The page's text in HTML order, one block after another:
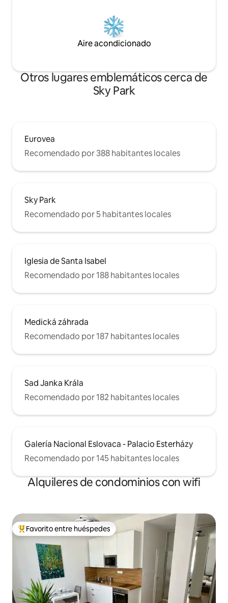
Aire acondicionado
Otros lugares emblemáticos cerca de
Sky Park
Eurovea
Recomendado por 388 habitantes locales
Sky Park
Recomendado por 5 habitantes locales
Iglesia de Santa Isabel
Recomendado por 188 habitantes locales
Medická záhrada
Recomendado por 187 habitantes locales
Sad Janka Krála
Recomendado por 182 habitantes locales
Galería Nacional Eslovaca - Palacio Esterházy
Recomendado por 145 habitantes locales
Alquileres de condominios con wifi
De los mejores en Favorito entre huéspedes
Favorito entre huéspedes